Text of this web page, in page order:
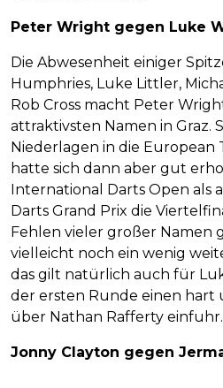
Peter Wright gegen Luke
Die Abwesenheit einiger
Humphries, Luke Littler,
Rob Cross macht Peter
attraktivsten Namen in Graz.
Niederlagen in die European
hatte sich dann aber gut
International Darts Open als
Darts Grand Prix die
Fehlen vieler großer Namen
vielleicht noch ein wenig
das gilt natürlich auch für
der ersten Runde einen hart
über Nathan Rafferty einfuhr.
Jonny Clayton gegen